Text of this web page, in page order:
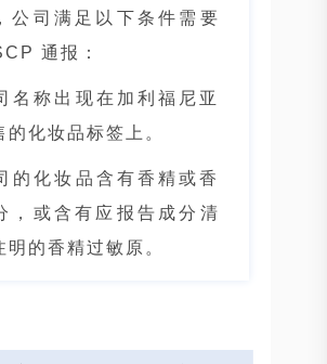
公司满足以下条件需要
通报：
名称出现在加利福尼亚
的化妆品标签上。
的化妆品含有香精或香
，或含有应报告成分清
明的香精过敏原。